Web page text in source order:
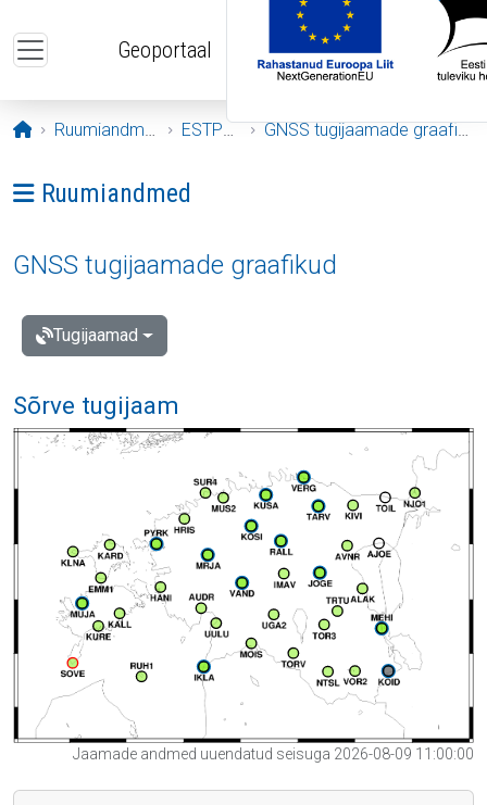
Geoportaal
Avaleht
Ruumiandmed ESTPOS GNSS tugijaamade graafikud
Ava menüü: Ruumiandmed
Ruumiandmed
GNSS tugijaamade graafikud
Tugijaamad
Sõrve tugijaam
Jaamade andmed uuendatud seisuga 2026-08-09 11:00:00